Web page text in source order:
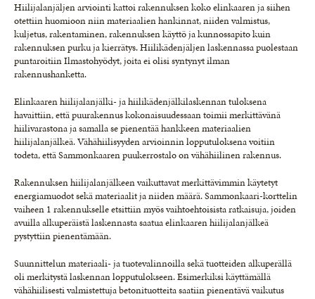
Hiilijalanjäljen arviointi kattoi rakennuksen koko elinkaaren ja siihen
otettiin huomioon niin materiaalien hankinnat, niiden valmistus,
kuljetus, rakentaminen, rakennuksen käyttö ja kunnossapito kuin
rakennuksen purku ja kierrätys. Hiilikädenjäljen laskennassa puolestaan
puntaroitiin Ilmastohyödyt, joita ei olisi syntynyt ilman
rakennushanketta.
Elinkaaren hiilijalanjälki- ja hiilikädenjälkilaskennan tuloksena
havaittiin, että puurakennus kokonaisuudessaan toimii merkittävänä
hiilivarastona ja samalla se pienentää hankkeen materiaalien
hiilijalanjälkeä. Vähähiilisyyden arvioinnin lopputuloksena voitiin
todeta, että Sammonkaaren puukerrostalo on vähähiilinen rakennus.
Rakennuksen hiilijalanjälkeen vaikuttavat merkittävimmin käytetyt
energiamuodot sekä materiaalit ja niiden määrä. Sammonkaari-korttelin
vaiheen 1 rakennukselle etsittiin myös vaihtoehtoisista ratkaisuja, joiden
avuilla alkuperäistä laskennasta saatua elinkaaren hiilijalanjälkeä
pystyttiin pienentämään.
Suunnittelun materiaali- ja tuotevalinnoilla sekä tuotteiden alkuperällä
oli merkitystä laskennan lopputulokseen. Esimerkiksi käyttämällä
vähähiilisesti valmistettuja betonituotteita saatiin pienentävä vaikutus